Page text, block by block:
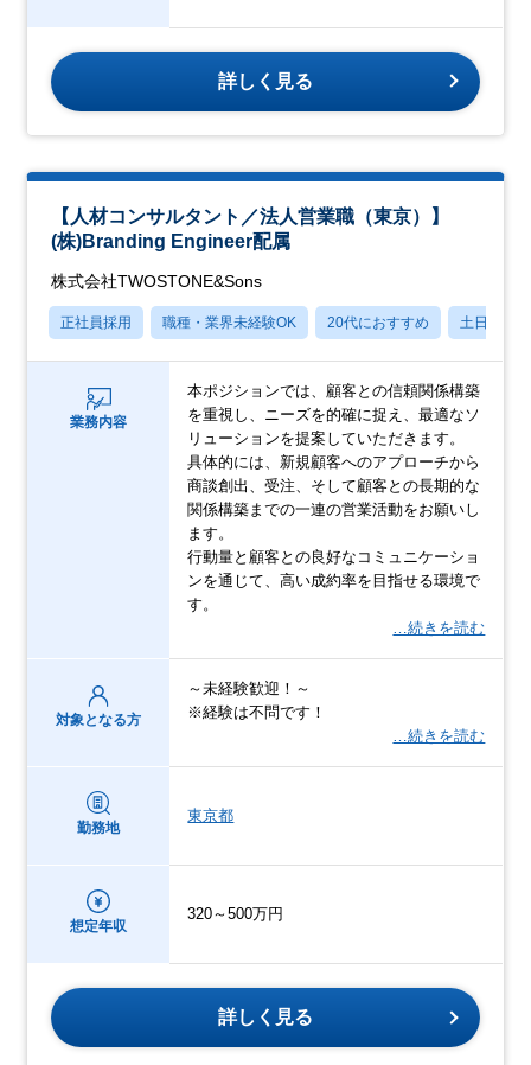
詳しく見る
【人材コンサルタント／法人営業職（東京）】
(株)Branding Engineer配属
株式会社TWOSTONE&Sons
正社員採用 職種・業界未経験OK 20代におすすめ 土日祝休み
業務内容
本ポジションでは、顧客との信頼関係構築
を重視し、ニーズを的確に捉え、最適なソ
リューションを提案していただきます。
具体的には、新規顧客へのアプローチから
商談創出、受注、そして顧客との長期的な
関係構築までの一連の営業活動をお願いし
ます。
行動量と顧客との良好なコミュニケーショ
ンを通じて、高い成約率を目指せる環境で
す。
…続きを読む
対象となる方
～未経験歓迎！～
※経験は不問です！
…続きを読む
勤務地
東京都
想定年収
320～500万円
詳しく見る